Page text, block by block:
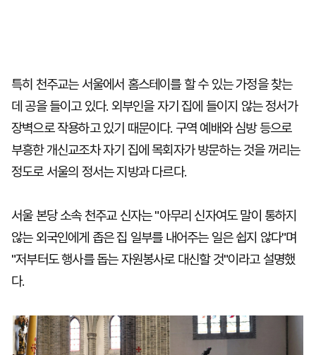
특히 천주교는 서울에서 홈스테이를 할 수 있는 가정을 찾는
데 공을 들이고 있다. 외부인을 자기 집에 들이지 않는 정서가
장벽으로 작용하고 있기 때문이다. 구역 예배와 심방 등으로
부흥한 개신교조차 자기 집에 목회자가 방문하는 것을 꺼리는
정도로 서울의 정서는 지방과 다르다.
서울 본당 소속 천주교 신자는 "아무리 신자여도 말이 통하지
않는 외국인에게 좁은 집 일부를 내어주는 일은 쉽지 않다"며
"저부터도 행사를 돕는 자원봉사로 대신할 것"이라고 설명했
다.